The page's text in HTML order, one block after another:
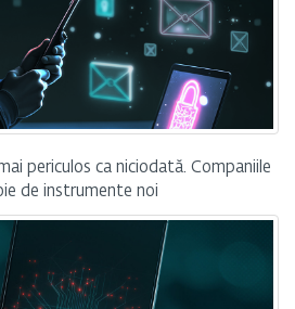
periculos ca niciodată. Companiile
de instrumente noi